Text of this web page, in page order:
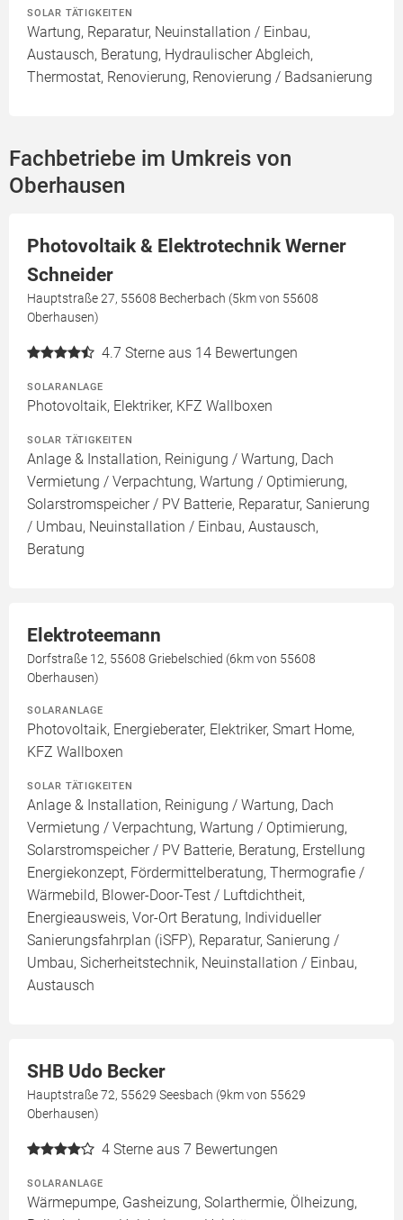
SOLAR TÄTIGKEITEN
Wartung, Reparatur, Neuinstallation / Einbau,
Austausch, Beratung, Hydraulischer Abgleich,
Thermostat, Renovierung, Renovierung / Badsanierung
Fachbetriebe im Umkreis von
Oberhausen
Photovoltaik & Elektrotechnik Werner
Schneider
Hauptstraße 27, 55608 Becherbach (5km von 55608
Oberhausen)
4.7 Sterne aus 14 Bewertungen
SOLARANLAGE
Photovoltaik, Elektriker, KFZ Wallboxen
SOLAR TÄTIGKEITEN
Anlage & Installation, Reinigung / Wartung, Dach
Vermietung / Verpachtung, Wartung / Optimierung,
Solarstromspeicher / PV Batterie, Reparatur, Sanierung
/ Umbau, Neuinstallation / Einbau, Austausch,
Beratung
Elektroteemann
Dorfstraße 12, 55608 Griebelschied (6km von 55608
Oberhausen)
SOLARANLAGE
Photovoltaik, Energieberater, Elektriker, Smart Home,
KFZ Wallboxen
SOLAR TÄTIGKEITEN
Anlage & Installation, Reinigung / Wartung, Dach
Vermietung / Verpachtung, Wartung / Optimierung,
Solarstromspeicher / PV Batterie, Beratung, Erstellung
Energiekonzept, Fördermittelberatung, Thermografie /
Wärmebild, Blower-Door-Test / Luftdichtheit,
Energieausweis, Vor-Ort Beratung, Individueller
Sanierungsfahrplan (iSFP), Reparatur, Sanierung /
Umbau, Sicherheitstechnik, Neuinstallation / Einbau,
Austausch
SHB Udo Becker
Hauptstraße 72, 55629 Seesbach (9km von 55629
Oberhausen)
4 Sterne aus 7 Bewertungen
SOLARANLAGE
Wärmepumpe, Gasheizung, Solarthermie, Ölheizung,